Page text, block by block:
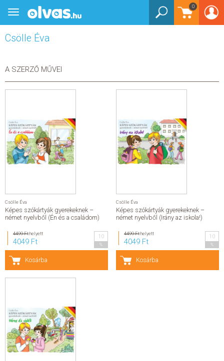
0
Toggle
navigation
Csölle Éva
A SZERZŐ MŰVEI
Csölle Éva
Képes szókártyák gyerekeknek –
német nyelvből (Én és a családom)
4499 Fthelyett
4049 Ft
10
Kosárba
Csölle Éva
Képes szókártyák gyerekeknek –
német nyelvből (Irány az iskola!)
4499 Fthelyett
4049 Ft
10
Kosárba
BEJELENTKEZÉS
KÖNYVEK
EGYÉB TERMÉKEK
AKCIÓ
ELŐJEGYEZHETŐ
SEGÍTHETEK?
SZERZŐK
GYIK
HÍREK
KAPCSOLAT